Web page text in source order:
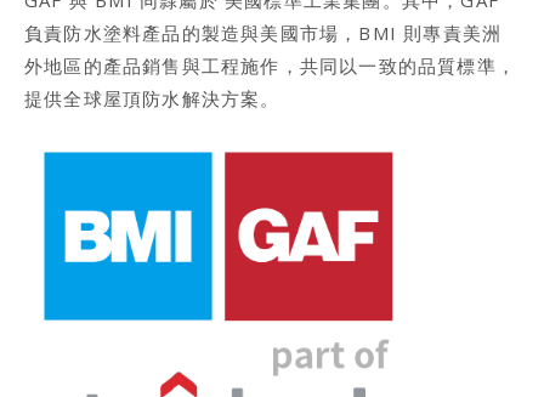
負責防水塗料產品的製造與美國市場，BMI 則專責美洲
外地區的產品銷售與工程施作，共同以一致的品質標準，
提供全球屋頂防水解決方案。